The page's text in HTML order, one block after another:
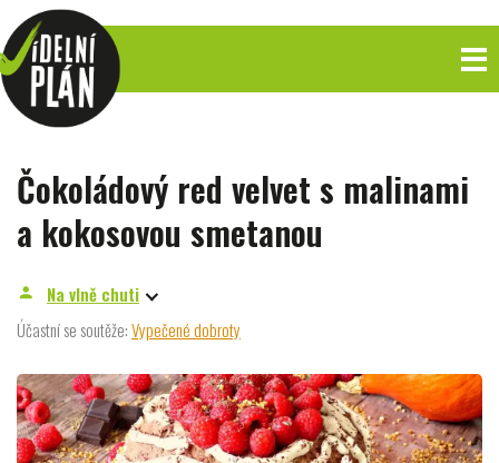
Čokoládový red velvet s malinami
a kokosovou smetanou
person
Na vlně chuti
Účastní se soutěže:Vypečené dobroty